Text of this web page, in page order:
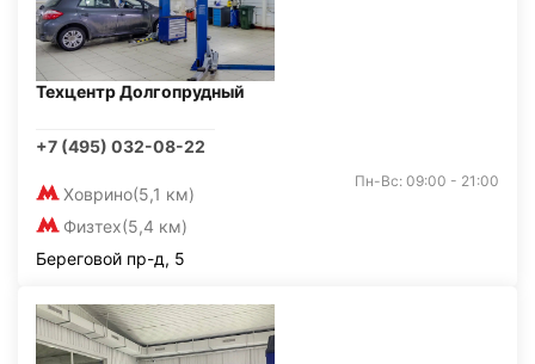
Техцентр Долгопрудный
+7 (495) 032-08-22
Ховрино(5,1 км)
Физтех(5,4 км)
Пн-Вс: 09:00 - 21:00
Береговой пр-д, 5